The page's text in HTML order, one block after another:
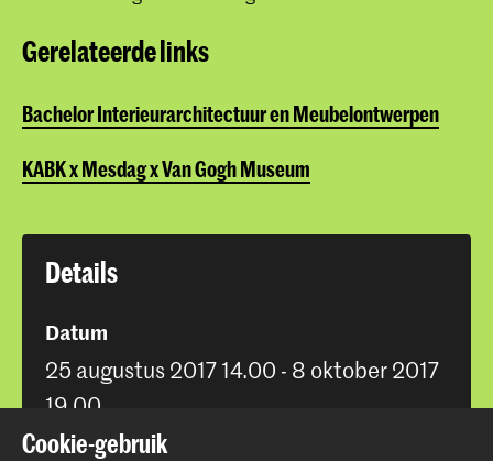
Gerelateerde links
Bachelor Interieurarchitectuur en Meubelontwerpen
KABK x Mesdag x Van Gogh Museum
Details
Datum
25 augustus 2017 14.00 - 8 oktober 2017
19.00
Locatie
Cookie-gebruik